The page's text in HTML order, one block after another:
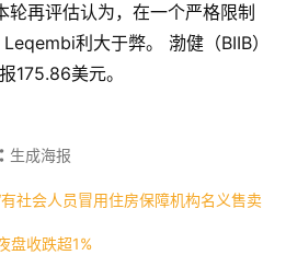
再评估认为，在一个严格限制
利大于弊。 渤健（BIIB）
175.86美元。
生成海报
社会人员冒用住房保障机构名义售卖
盘收跌超1%